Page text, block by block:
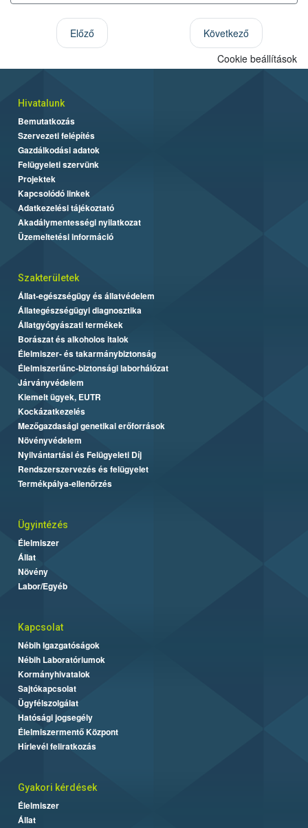
Előző
Következő
Cookie beállítások
Hivatalunk
Bemutatkozás
Szervezeti felépítés
Gazdálkodási adatok
Felügyeleti szervünk
Projektek
Kapcsolódó linkek
Adatkezelési tájékoztató
Akadálymentességi nyilatkozat
Üzemeltetési információ
Szakterületek
Állat-egészségügy és állatvédelem
Állategészségügyi diagnosztika
Állatgyógyászati termékek
Borászat és alkoholos italok
Élelmiszer- és takarmánybiztonság
Élelmiszerlánc-biztonsági laborhálózat
Járványvédelem
Kiemelt ügyek, EUTR
Kockázatkezelés
Mezőgazdasági genetikai erőforrások
Növényvédelem
Nyilvántartási és Felügyeleti Díj
Rendszerszervezés és felügyelet
Termékpálya-ellenőrzés
Ügyintézés
Élelmiszer
Állat
Növény
Labor/Egyéb
Kapcsolat
Nébih Igazgatóságok
Nébih Laboratóriumok
Kormányhivatalok
Sajtókapcsolat
Ügyfélszolgálat
Hatósági jogsegély
Élelmiszermentő Központ
Hírlevél feliratkozás
Gyakori kérdések
Élelmiszer
Állat